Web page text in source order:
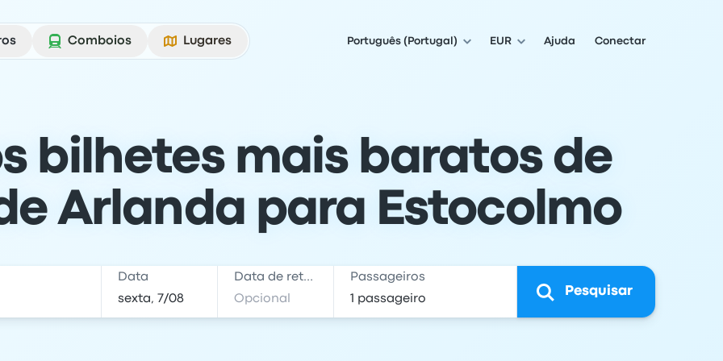
Comboios Lugares Português (Portugal) EUR Ajuda Conectar
bilhetes mais baratos de
Arlanda para Estocolmo
Data Data de retorno Passageiros
Pesquisar